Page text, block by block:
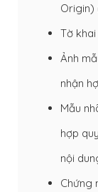
Origin)
Tờ
Ảnh
nhận
Mẫu
hợp
nội
Chứng